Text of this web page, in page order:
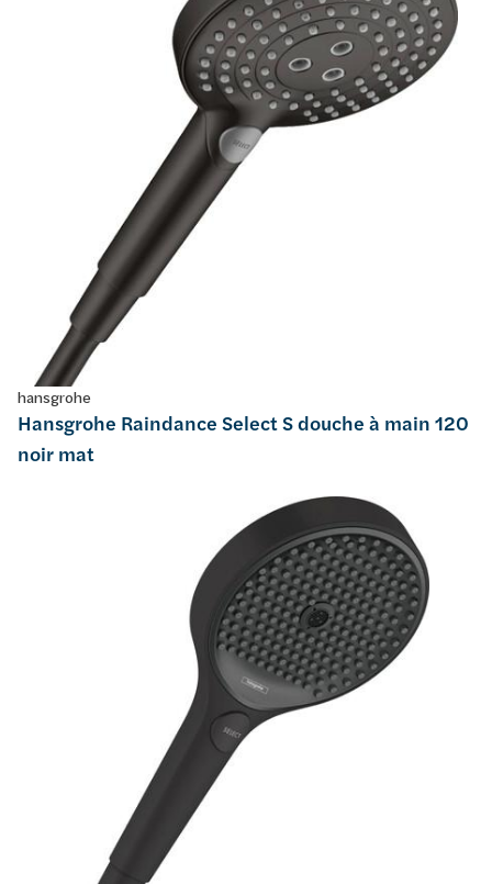
hansgrohe
Hansgrohe Raindance Select S douche à main 120
noir mat